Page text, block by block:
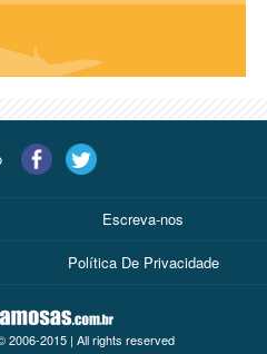
Escreva-nos
Política De Privacidade
2006-2015 | All rights reserved